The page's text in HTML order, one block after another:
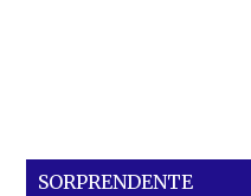
SORPRENDENTE